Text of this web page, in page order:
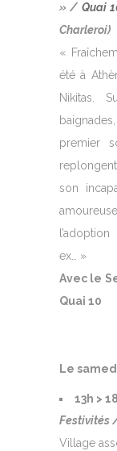
» / Quai
Charleroi)
«
été à
Nikitas.
premier
son
ex… »
Avec le
Quai 10
Le
13h >
Festivités
Village